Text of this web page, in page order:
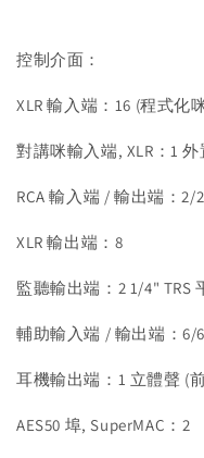
控制介面：
XLR 輸入端：16 (程式化
對講咪輸入端, XLR：1
RCA 輸入端 / 輸出端：2/2
XLR 輸出端：8
監聽輸出端：2 1/4" TRS
輔助輸入端 / 輸出端：6/
耳機輸出端：1 立體聲 (
AES50 埠, SuperMAC：2